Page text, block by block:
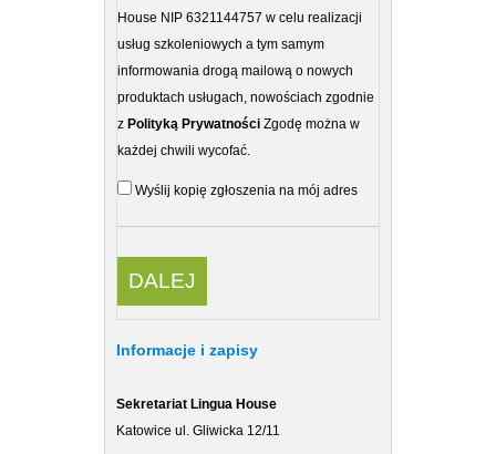
House NIP 6321144757 w celu realizacji
usług szkoleniowych a tym samym
informowania drogą mailową o nowych
produktach usługach, nowościach zgodnie
z Polityką Prywatności Zgodę można w
każdej chwili wycofać.
Wyślij kopię zgłoszenia na mój adres
Informacje i zapisy
Sekretariat Lingua House
Katowice ul. Gliwicka 12/11